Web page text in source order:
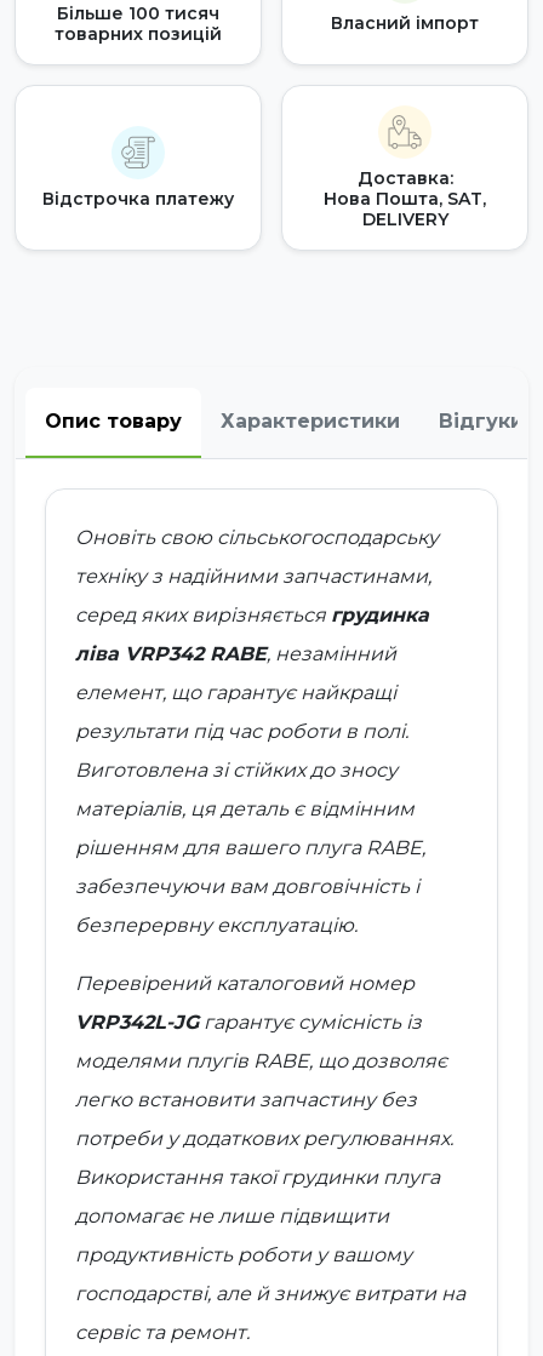
Більше 100 тисяч
товарних позицій
Власний імпорт
Відстрочка платежу
Доставка:
Нова Пошта, SAT,
DELIVERY
Опис товару Характеристики Відгуки
Оновіть свою сільськогосподарську
техніку з надійними запчастинами,
серед яких вирізняється грудинка
ліва VRP342 RABE, незамінний
елемент, що гарантує найкращі
результати під час роботи в полі.
Виготовлена зі стійких до зносу
матеріалів, ця детальє відмінним
рішенням для вашего плуга RABE,
забезпечуючи вам довговічність і
безперервну експлуатацію.
Перевірений каталоговий номер
VRP342L-JGгарантує сумісність із
моделями плугів RABE, що дозволяє
легко встановити запчастину без
потреби у додаткових регулюваннях.
Використання такоїгрудинки плуга
допомагає не лише підвищити
продуктивність роботи у вашому
господарстві, але й знижує витрати на
сервіс та ремонт.